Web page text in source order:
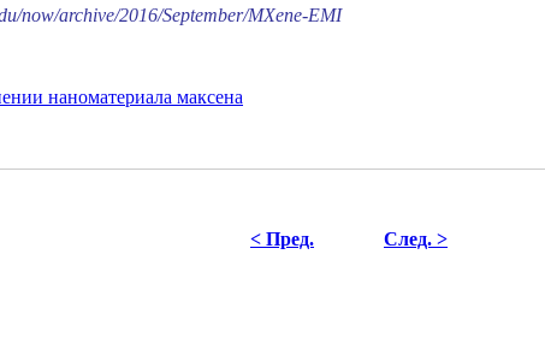
now/archive/2016/September/MXene-EMI
наноматериала максена
< Пред. След. >